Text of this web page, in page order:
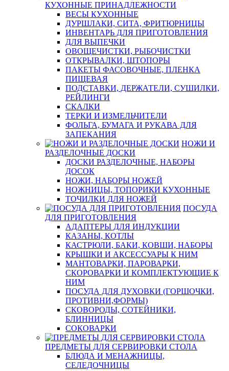
КУХОННЫЕ ПРИНАДЛЕЖНОСТИ
ВЕСЫ КУХОННЫЕ
ДУРШЛАКИ, СИТА, ФРИТЮРНИЦЫ
ИНВЕНТАРЬ ДЛЯ ПРИГОТОВЛЕНИЯ
ДЛЯ ВЫПЕЧКИ
ОВОЩЕЧИСТКИ, РЫБОЧИСТКИ
ОТКРЫВАЛКИ, ШТОПОРЫ
ПАКЕТЫ ФАСОВОЧНЫЕ, ПЛЕНКА
ПИЩЕВАЯ
ПОДСТАВКИ, ДЕРЖАТЕЛИ, СУШИЛКИ,
РЕЙЛИНГИ
СКАЛКИ
ТЕРКИ И ИЗМЕЛЬЧИТЕЛИ
ФОЛЬГА, БУМАГА И РУКАВА ДЛЯ
ЗАПЕКАНИЯ
НОЖИ И
РАЗДЕЛОЧНЫЕ ДОСКИ
ДОСКИ РАЗДЕЛОЧНЫЕ, НАБОРЫ
ДОСОК
НОЖИ, НАБОРЫ НОЖЕЙ
НОЖНИЦЫ, ТОПОРИКИ КУХОННЫЕ
ТОЧИЛКИ ДЛЯ НОЖЕЙ
ПОСУДА
ДЛЯ ПРИГОТОВЛЕНИЯ
АДАПТЕРЫ ДЛЯ ИНДУКЦИИ
КАЗАНЫ, КОТЛЫ
КАСТРЮЛИ, БАКИ, КОВШИ, НАБОРЫ
КРЫШКИ И АКСЕССУАРЫ К НИМ
МАНТОВАРКИ, ПАРОВАРКИ,
СКОРОВАРКИ И КОМПЛЕКТУЮЩИЕ К
НИМ
ПОСУДА ДЛЯ ДУХОВКИ (ГОРШОЧКИ,
ПРОТИВНИ,ФОРМЫ)
СКОВОРОДЫ, СОТЕЙНИКИ,
БЛИННИЦЫ
СОКОВАРКИ
ПРЕДМЕТЫ ДЛЯ СЕРВИРОВКИ СТОЛА
БЛЮДА И МЕНАЖНИЦЫ,
СЕЛЕДОЧНИЦЫ